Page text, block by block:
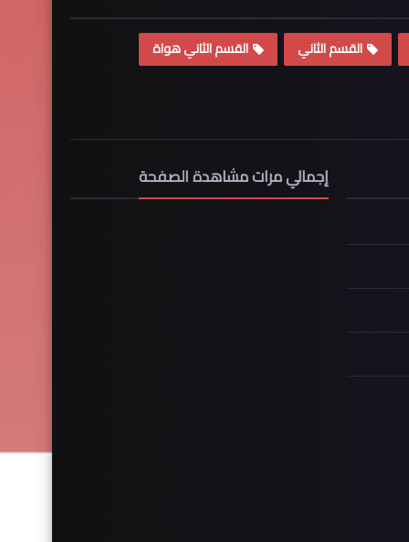
القسم الثاني القسم الثاني هواة
إجمالي مرات مشاهدة الصفحة